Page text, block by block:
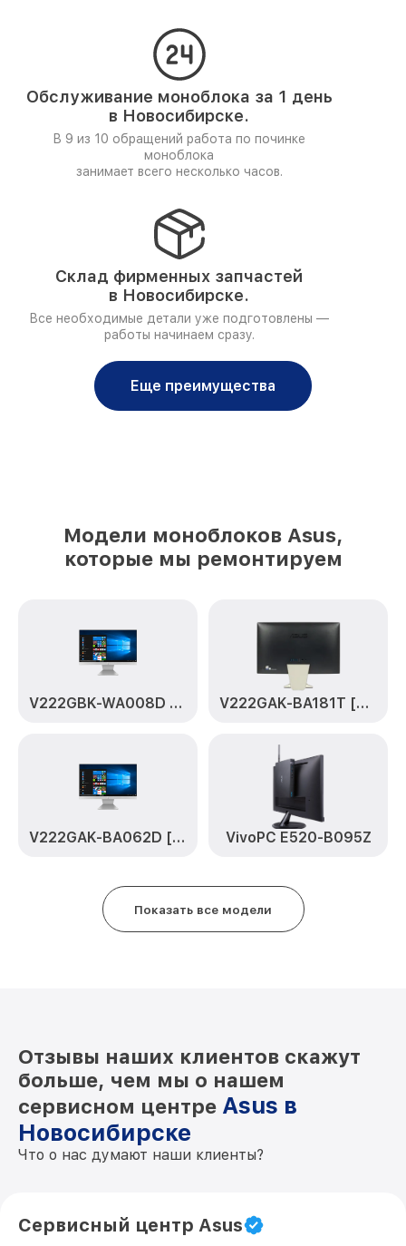
Обслуживание моноблока за 1 день
в Новосибирске.
В 9 из 10 обращений работа по починке
моноблока
занимает всего несколько часов.
Склад фирменных запчастей
в Новосибирске.
Все необходимые детали уже подготовлены —
работы начинаем сразу.
Еще преимущества
Модели моноблоков Asus,
которые мы ремонтируем
V222GBK-WA008D 90PT0222-M00530 V222GAK-BA181T [90PT0211-M04310]
V222GAK-BA062D [90PT0211-M03410] VivoPC E520-B095Z
Показать все модели
Отзывы наших клиентов скажут
больше, чем мы о нашем
сервисном центре Asus в
Новосибирске
Что о нас думают наши клиенты?
Сервисный центр Asus